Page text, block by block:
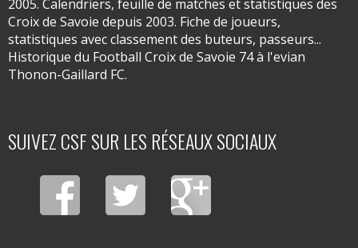
2005. Calendriers, feuille de matches et statistiques des
Croix de Savoie depuis 2003. Fiche de joueurs,
statistiques avec classement des buteurs, passeurs...
Historique du Football Croix de Savoie 74 à l'evian
Thonon-Gaillard FC.
SUIVEZ CSF SUR LES RÉSEAUX SOCIAUX